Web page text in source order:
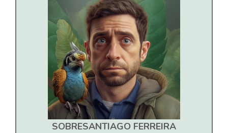
SOBRESANTIAGO FERREIRA